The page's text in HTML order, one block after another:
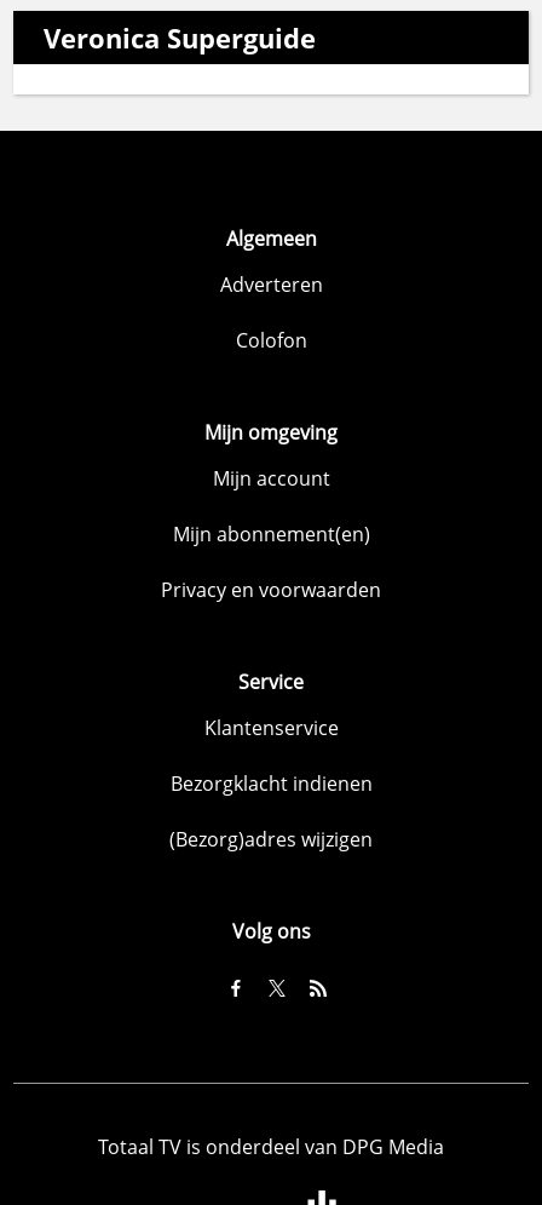
Veronica Superguide
Algemeen
Adverteren
Colofon
Mijn omgeving
Mijn account
Mijn abonnement(en)
Privacy en voorwaarden
Service
Klantenservice
Bezorgklacht indienen
(Bezorg)adres wijzigen
Volg ons
Totaal TV is onderdeel van DPG Media